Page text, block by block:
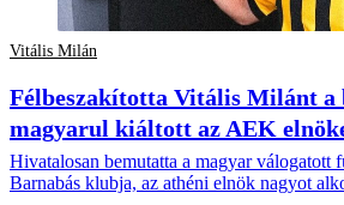
Vitális Milán
Félbeszakította Vitális Milánt a
magyarul kiáltott az AEK
Hivatalosan bemutatta a magyar válogatott
Barnabás klubja, az athéni elnök nagyot